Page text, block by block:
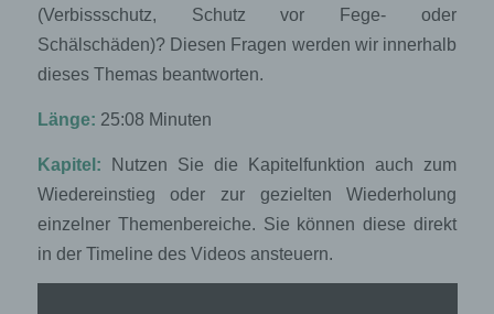
(Verbissschutz, Schutz vor Fege- oder
Schälschäden)? Diesen Fragen werden wir innerhalb
dieses Themas beantworten.
Länge: 25:08 Minuten
Kapitel: Nutzen Sie die Kapitelfunktion auch zum
Wiedereinstieg oder zur gezielten Wiederholung
einzelner Themenbereiche. Sie können diese direkt
in der Timeline des Videos ansteuern.